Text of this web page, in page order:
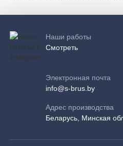
Наши работы
Смотреть
Электронная почта
info@s-brus.by
Адрес производства
Беларусь, Минская